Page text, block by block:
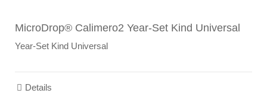
MicroDrop® Calimero2 Year-Set Kind Universal
Year-Set Kind Universal
Details